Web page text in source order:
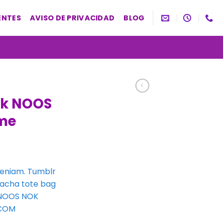
AVISO DE PRIVACIDAD BLOG
NOOS
Tumblr
tote bag
NOK